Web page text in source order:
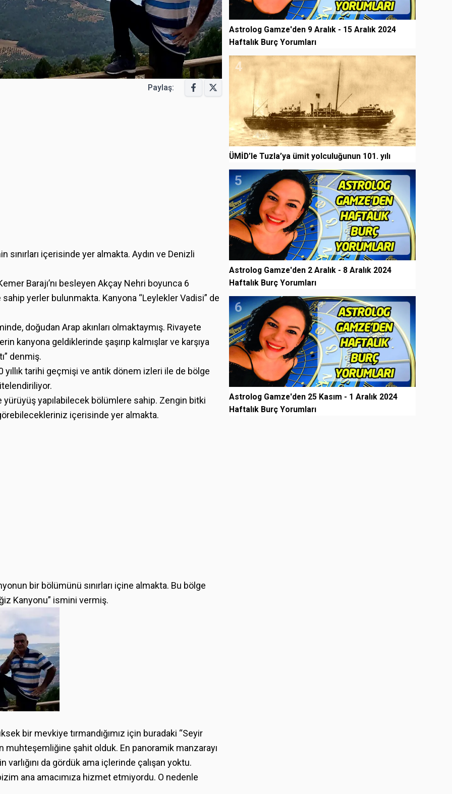
Paylaş:
sınırları içerisinde yer almakta. Aydın ve Denizli
Barajı’nı besleyen Akçay Nehri boyunca 6
yerler bulunmakta. Kanyona “Leylekler Vadisi” de
doğudan Arap akınları olmaktaymış. Rivayete
kanyona geldiklerinde şaşırıp kalmışlar ve karşıya
denmiş.
tarihi geçmişi ve antik dönem izleri ile de bölge
yapılabilecek bölümlere sahip. Zengin bitki
içerisinde yer almakta.
bir bölümünü sınırları içine almakta. Bu bölge
Kanyonu” ismini vermiş.
bir mevkiye tırmandığımız için buradaki “Seyir
muhteşemliğine şahit olduk. En panoramik manzarayı
da gördük ama içlerinde çalışan yoktu.
ana amacımıza hizmet etmiyordu. O nedenle
Astrolog Gamze'den 9 Aralık - 15 Aralık 2024
Haftalık Burç Yorumları
4
ÜMİD’le Tuzla’ya ümit yolculuğunun 101. yılı
5
Astrolog Gamze'den 2 Aralık - 8 Aralık 2024
Haftalık Burç Yorumları
6
Astrolog Gamze'den 25 Kasım - 1 Aralık 2024
Haftalık Burç Yorumları